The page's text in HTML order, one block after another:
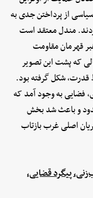
از پرداختن جدی به
مندل معتقد است
قهرمان مقاومت
که پشت این تصویر
قدرت، شکل گرفته بود.
فضایی به وجود آمد که
و باعث شد بخش
اصلی غرب بازتاب
پیگرد قضایی،